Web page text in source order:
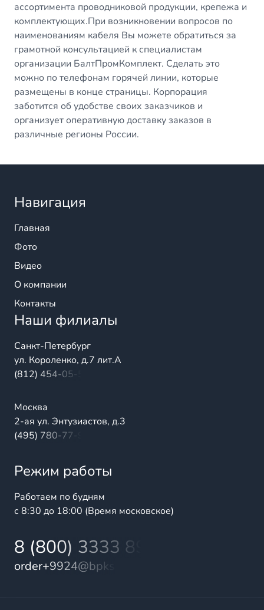
ассортимента проводниковой продукции, крепежа и
комплектующих.При возникновении вопросов по
наименованиям кабеля Вы можете обратиться за
грамотной консультацией к специалистам
организации БалтПромКомплект. Сделать это
можно по телефонам горячей линии, которые
размещены в конце страницы. Корпорация
заботится об удобстве своих заказчиков и
организует оперативную доставку заказов в
различные регионы России.
Навигация
Главная
Фото
Видео
О компании
Контакты
Наши филиалы
Санкт-Петербург
ул. Короленко, д.7 лит.А
(812) 454-05-54
Москва
2-ая ул. Энтузиастов, д.3
(495) 780-77-98
Режим работы
Работаем по будням
с 8:30 до 18:00 (Время московское)
8 (800) 3333 899
order+9924@bpks.ru